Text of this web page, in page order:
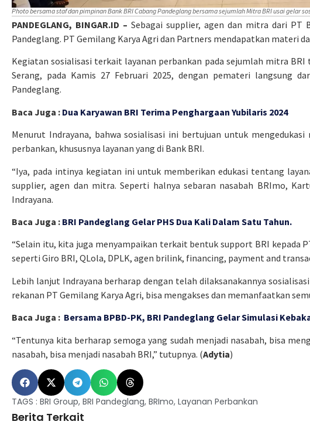
Photo bersama staf dan pimpinan Bank BRI Cabang Pandeglang bersama sejumlah Mitra BRI usai gelar
PANDEGLANG, BINGAR.ID – Sebagai supplier, agen dan mitra dari PT
Pandeglang. PT Gemilang Karya Agri dan Partners mendapatkan materi
Kegiatan sosialisasi terkait layanan perbankan pada sejumlah mitra BRI
Serang, pada Kamis 27 Februari 2025, dengan pemateri langsung
Pandeglang.
Baca Juga : Dua Karyawan BRI Terima Penghargaan Yubilaris 2024
Menurut Indrayana, bahwa sosialisasi ini bertujuan untuk
perbankan, khususnya layanan yang di Bank BRI.
“Iya, pada intinya kegiatan ini untuk memberikan edukasi tentang
supplier, agen dan mitra. Seperti halnya sebaran nasabah BRImo,
Indrayana.
Baca Juga : BRI Pandeglang Gelar PHS Dua Kali Dalam Satu Tahun.
“Selain itu, kita juga menyampaikan terkait bentuk support BRI kepada
seperti Giro BRI, QLola, DPLK, agen brilink, financing, payment and
Lebih lanjut Indrayana berharap dengan telah dilaksanakannya
rekanan PT Gemilang Karya Agri, bisa mengakses dan memanfaatkan
Baca Juga : Bersama BPBD-PK, BRI Pandeglang Gelar Simulasi
“Tentunya kita berharap semoga yang sudah menjadi nasabah, bisa
nasabah, bisa menjadi nasabah BRI,” tutupnya. (Adytia)
TAGS : BRI Group, BRI Pandeglang, BRImo, Layanan Perbankan
Berita Terkait